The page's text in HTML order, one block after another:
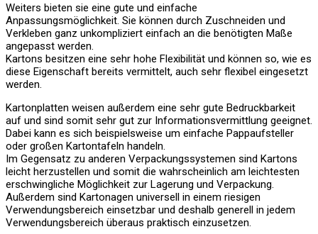
Weiters bieten sie eine gute und einfache
Anpassungsmöglichkeit. Sie können durch Zuschneiden und
Verkleben ganz unkompliziert einfach an die benötigten Maße
angepasst werden.
Kartons besitzen eine sehr hohe Flexibilität und können so, wie es
diese Eigenschaft bereits vermittelt, auch sehr flexibel eingesetzt
werden.
Kartonplatten weisen außerdem eine sehr gute Bedruckbarkeit
auf und sind somit sehr gut zur Informationsvermittlung geeignet.
Dabei kann es sich beispielsweise um einfache Pappaufsteller
oder großen Kartontafeln handeln.
Im Gegensatz zu anderen Verpackungssystemen sind Kartons
leicht herzustellen und somit die wahrscheinlich am leichtesten
erschwingliche Möglichkeit zur Lagerung und Verpackung.
Außerdem sind Kartonagen universell in einem riesigen
Verwendungsbereich einsetzbar und deshalb generell in jedem
Verwendungsbereich überaus praktisch einzusetzen.